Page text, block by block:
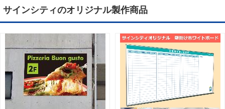
ライトパネル
Light Panel
サインシティのオリジナル製作商品